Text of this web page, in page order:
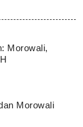
Morowali,
Morowali